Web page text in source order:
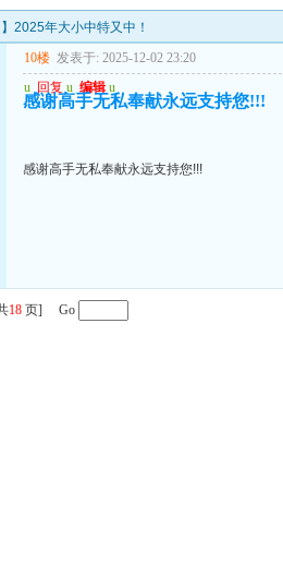
2025年大小中特又中！
10楼 发表于: 2025-12-02 23:20
u 回复 u 编辑 u
感谢高手无私奉献永远支持您!!!
感谢高手无私奉献永远支持您!!!
18 页] Go